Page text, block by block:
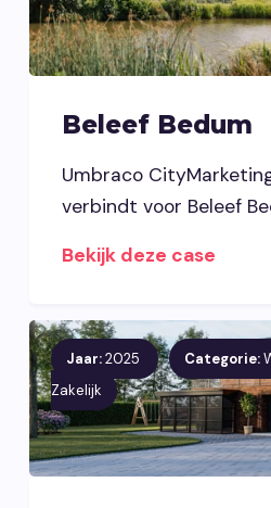
Beleef Bedum
Umbraco
verbindt voor Beleef
Bekijk deze case
Jaar:2025 Categorie:
Zakelijk